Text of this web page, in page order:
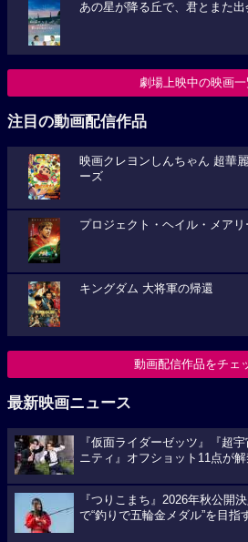
あの星が降る丘で、君とまた出
劇場上映中の映画一
注目の動画配信作品
映画クレヨンしんちゃん 超華
ーズ
プロジェクト・ヘイル・メアリ
キングダム 大将軍の帰還
動画配信作品をチェ
最新映画ニュース
『仮面ライダーゼッツ』『超
ニティ』オフショット11点が解
『つりこまち』2026年秋公開
で“釣りで五輪金メダル”を目指